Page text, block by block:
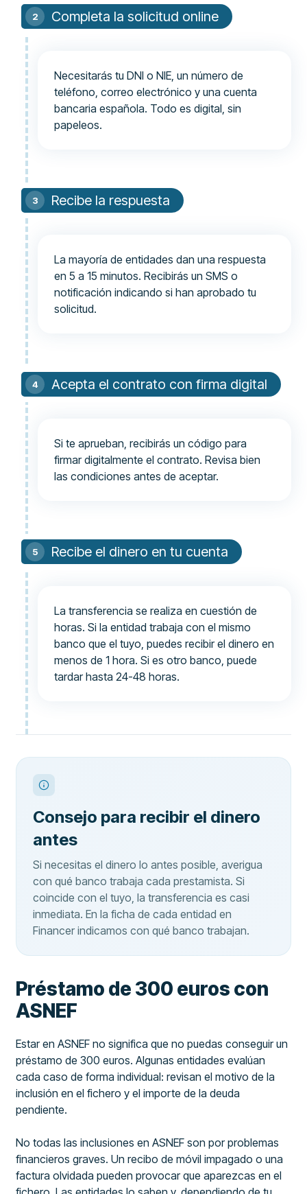
Completa la solicitud online
Necesitarás tu DNI o NIE, un número de
teléfono, correo electrónico y una cuenta
bancaria española. Todo es digital, sin
papeleos.
Recibe la respuesta
La mayoría de entidades dan una respuesta
en 5 a 15 minutos. Recibirás un SMS o
notificación indicando si han aprobado tu
solicitud.
Acepta el contrato con firma digital
Si te aprueban, recibirás un código para
firmar digitalmente el contrato. Revisa bien
las condiciones antes de aceptar.
Recibe el dinero en tu cuenta
La transferencia se realiza en cuestión de
horas. Si la entidad trabaja con el mismo
banco que el tuyo, puedes recibir el dinero en
menos de 1 hora. Si es otro banco, puede
tardar hasta 24-48 horas.
Consejo para recibir el dinero
antes
Si necesitas el dinero lo antes posible, averigua
con qué banco trabaja cada prestamista. Si
coincide con el tuyo, la transferencia es casi
inmediata. En la ficha de cada entidad en
Financer indicamos con qué banco trabajan.
Préstamo de 300 euros con
ASNEF
Estar en ASNEF no significa que no puedas conseguir un
préstamo de 300 euros. Algunas entidades evalúan
cada caso de forma individual: revisan el motivo de la
inclusión en el fichero y el importe de la deuda
pendiente.
No todas las inclusiones en ASNEF son por problemas
financieros graves. Un recibo de móvil impagado o una
factura olvidada pueden provocar que aparezcas en el